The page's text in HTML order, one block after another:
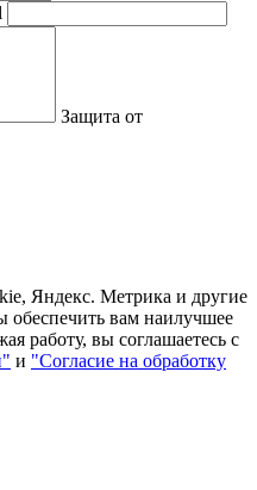
Защита от
Яндекс. Метрика и другие
обеспечить вам наилучшее
работу, вы соглашаетесь с
и "Согласие на обработку